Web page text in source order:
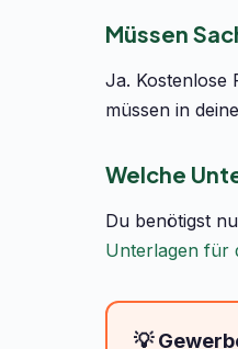
Müssen
Ja. Kostenlose
müssen in
Welche
Du benötigst
Unterlagen für
💡